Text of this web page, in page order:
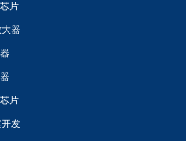
片
器
片
发